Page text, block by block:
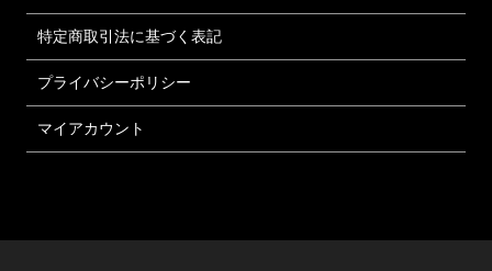
特定商取引法に基づく表記
プライバシーポリシー
マイアカウント